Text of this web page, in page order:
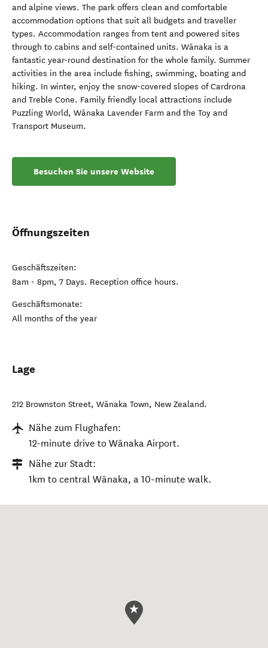
and alpine views. The park offers clean and comfortable
accommodation options that suit all budgets and traveller
types. Accommodation ranges from tent and powered sites
through to cabins and self-contained units. Wānaka is a
fantastic year-round destination for the whole family. Summer
activities in the area include fishing, swimming, boating and
hiking. In winter, enjoy the snow-covered slopes of Cardrona
and Treble Cone. Family friendly local attractions include
Puzzling World, Wānaka Lavender Farm and the Toy and
Transport Museum.
Besuchen Sie unsere Website
Öffnungszeiten
Geschäftszeiten:
8am - 8pm, 7 Days. Reception office hours.
Geschäftsmonate:
All months of the year
Lage
212 Brownston Street, Wānaka Town, New Zealand.
Nähe zum Flughafen:
12-minute drive to Wānaka Airport.
Nähe zur Stadt:
1km to central Wānaka, a 10-minute walk.